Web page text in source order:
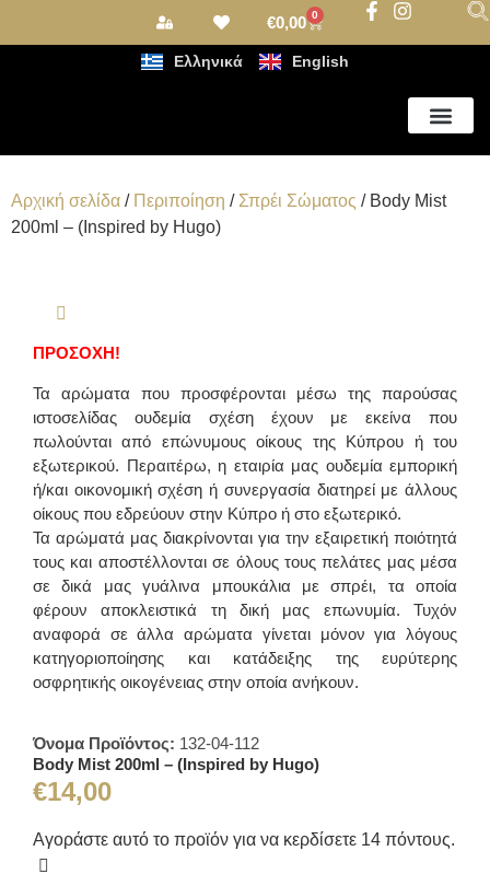
€0,00 0
Ελληνικά English
Αρχική σελίδα / Περιποίηση / Σπρέι Σώματος / Body Mist
200ml – (Inspired by Hugo)
ΠΡΟΣΟΧΗ!
Τα αρώματα που προσφέρονται μέσω της παρούσας
ιστοσελίδας ουδεμία σχέση έχουν με εκείνα που
πωλούνται από επώνυμους οίκους της Κύπρου ή του
εξωτερικού. Περαιτέρω, η εταιρία μας ουδεμία εμπορική
ή/και οικονομική σχέση ή συνεργασία διατηρεί με άλλους
οίκους που εδρεύουν στην Κύπρο ή στο εξωτερικό.
Τα αρώματά μας διακρίνονται για την εξαιρετική ποιότητά
τους και αποστέλλονται σε όλους τους πελάτες μας μέσα
σε δικά μας γυάλινα μπουκάλια με σπρέι, τα οποία
φέρουν αποκλειστικά τη δική μας επωνυμία. Τυχόν
αναφορά σε άλλα αρώματα γίνεται μόνον για λόγους
κατηγοριοποίησης και κατάδειξης της ευρύτερης
οσφρητικής οικογένειας στην οποία ανήκουν.
Όνομα Προϊόντος: 132-04-112
Body Mist 200ml – (Inspired by Hugo)
€14,00
Αγοράστε αυτό το προϊόν για να κερδίσετε 14 πόντους.